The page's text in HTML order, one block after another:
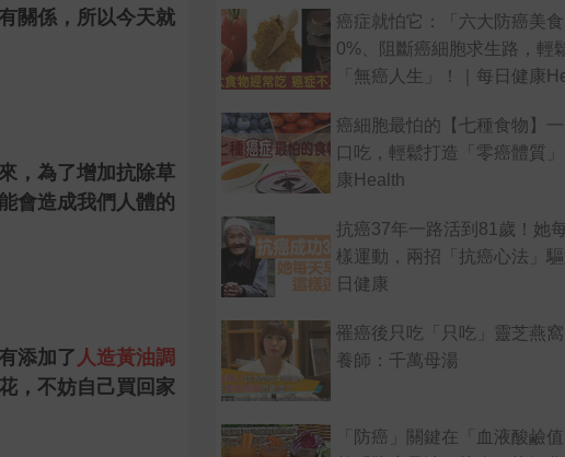
關係，所以今天就
，為了增加抗除草
會造成我們人體的
添加了 人造黃油調
，不妨自己買回家
癌症就怕它：「六大防癌美
0%、阻斷癌細胞求生路，輕
「無癌人生」！｜每日健康
癌細胞最怕的【七種食物】
口吃，輕鬆打造「零癌體質
康Health
抗癌37年一路活到81歲！她
樣運動，兩招「抗癌心法」
日健康
罹癌後只吃「只吃」靈芝燕
養師：千萬母湯
「防癌」關鍵在「血液酸鹼